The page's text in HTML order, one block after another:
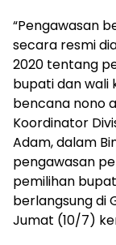
“Pengawasan
secara resmi
2020 tentang
bupati dan wali
bencana nono
Koordinator
Adam, dalam
pengawasan
pemilihan
berlangsung di
Jumat (10/7)